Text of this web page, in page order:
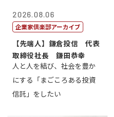
2026.08.06
企業家倶楽部アーカイブ
【先端人】鎌倉投信 代表
取締役社長 鎌田恭幸
人と人を結び、社会を豊か
にする「まごころある投資
信託」をしたい